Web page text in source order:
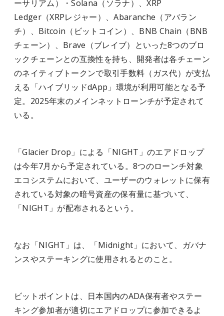
ーサリアム）・Solana（ソラナ）、XRP
Ledger（XRPレジャー）、Abaranche（アバラン
チ）、Bitcoin（ビットコイン）、BNB Chain（BNB
チェーン）、Brave（ブレイブ）といった8つのブロ
ックチェーンとの互換性を持ち、開発者は各チェーン
のネイティブトークンで取引手数料（ガス代）が支払
える「ハイブリッドdApp」環境が利用可能となる予
定。2025年末のメインネットローンチが予定されて
いる。
「Glacier Drop」による「NIGHT」のエアドロップ
は今年7月から予定されている。8つのローンチ対象
エコシステムにおいて、ユーザーのウォレットに保有
されている対象の暗号資産の保有量に基づいて、
「NIGHT」が配布されるという。
なお「NIGHT」は、「Midnight」において、ガバナ
ンスやステーキングに使用されるとのこと。
ビットポイントは、日本国内のADA保有者やステー
キング参加者が適切にエアドロップに参加できるよ